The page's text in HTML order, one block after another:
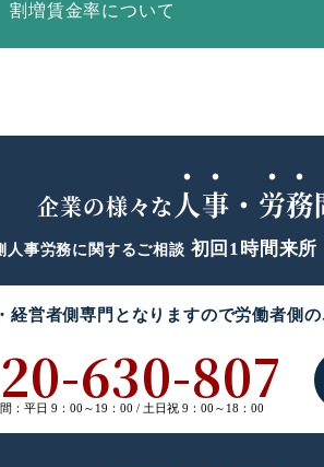
割増賃金率について
企業の様々な 人事・労務
人事労務に関するご相談 初回1時間来所
経営者側専門 となりますので労働者側
630-807
：平日 9：00～19：00 / 土日祝 9：00～18：00